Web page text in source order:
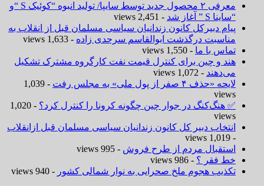
معرفی ۲ محصول جدید توسط سایپا/ تولید انبوه “کوئیک S “و
“ساینا S ” آغاز شد
- 2,451 views
پیام دبیرکل کانون زندانیان سیاسی مسلمان قبل از انقلاب به
مناسبت درگذشت ابوالقاسم سرحدی زاده - 1,633 views
تماس با ما - 1,550 views
هند و چین برای کنترل قیمت نفت کارگروه مشترک تشکیل
می‌دهند - 1,072 views
لایحه «حذف ۴ صفر از پول ملی» به مجلس رفت
- 1,039
views
✅ هنگ‌کنگ در جوار چین چگونه کرونا را کنترل کرد؟
- 1,020
views
انتخاب دبیر کل کانون زندانیان سیاسی مسلمان قبل ازانقلاب
- 1,019 views
استقبال مردم از طرح فروش - 995 views
خط فقر ؟ - 986 views
تکذیب هجوم ملخ صحرایی به نوار شمالی کشور - 940 views